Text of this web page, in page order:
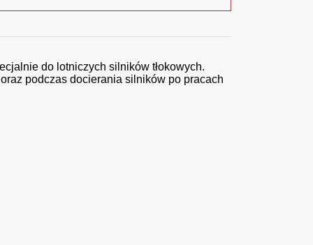
do lotniczych silników tłokowych.
podczas docierania silników po pracach